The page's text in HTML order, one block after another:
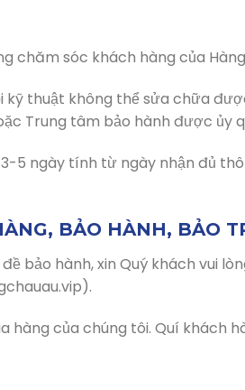
chăm sóc khách hàng của
thuật không thể sửa chữa
Trung tâm bảo hành được ủy
ngày tính từ ngày nhận đủ
BẢO HÀNH, BẢO
hành, xin Quý khách vui
của chúng tôi. Quí khách